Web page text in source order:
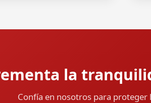
la
Confía en nosotros para